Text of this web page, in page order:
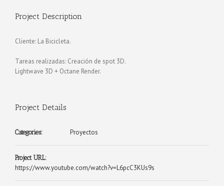
Project Description
Cliente: La Bicicleta.
Tareas realizadas: Creación de spot 3D.
Lightwave 3D + Octane Render.
Project Details
Categories: Proyectos
Project URL:
https://www.youtube.com/watch?v=L6pcC3KUs9s